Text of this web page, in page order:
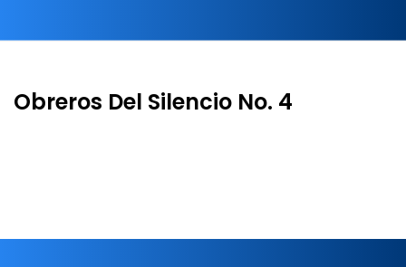
Obreros Del Silencio No. 4